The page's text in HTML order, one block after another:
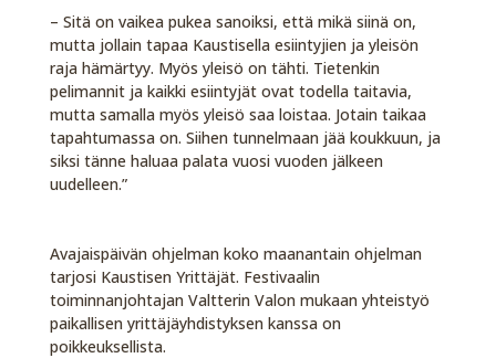
– Sitä on vaikea pukea sanoiksi, että mikä siinä on,
mutta jollain tapaa Kaustisella esiintyjien ja yleisön
raja hämärtyy. Myös yleisö on tähti. Tietenkin
pelimannit ja kaikki esiintyjät ovat todella taitavia,
mutta samalla myös yleisö saa loistaa. Jotain taikaa
tapahtumassa on. Siihen tunnelmaan jää koukkuun, ja
siksi tänne haluaa palata vuosi vuoden jälkeen
uudelleen.”
Avajaispäivän ohjelman koko maanantain ohjelman
tarjosi Kaustisen Yrittäjät. Festivaalin
toiminnanjohtajan Valtterin Valon mukaan yhteistyö
paikallisen yrittäjäyhdistyksen kanssa on
poikkeuksellista.